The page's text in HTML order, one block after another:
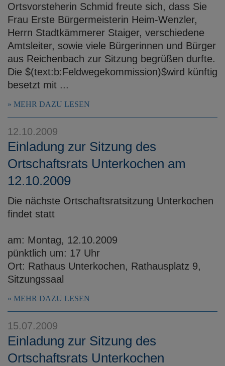
Ortsvorsteherin Schmid freute sich, dass Sie
Frau Erste Bürgermeisterin Heim-Wenzler,
Herrn Stadtkämmerer Staiger, verschiedene
Amtsleiter, sowie viele Bürgerinnen und Bürger
aus Reichenbach zur Sitzung begrüßen durfte.
Die $(text:b:Feldwegekommission)$wird künftig
besetzt mit ...
MEHR DAZU LESEN
12.10.2009
Einladung zur Sitzung des
Ortschaftsrats Unterkochen am
12.10.2009
Die nächste Ortschaftsratsitzung Unterkochen
findet statt
am: Montag, 12.10.2009
pünktlich um: 17 Uhr
Ort: Rathaus Unterkochen, Rathausplatz 9,
Sitzungssaal
MEHR DAZU LESEN
15.07.2009
Einladung zur Sitzung des
Ortschaftsrats Unterkochen